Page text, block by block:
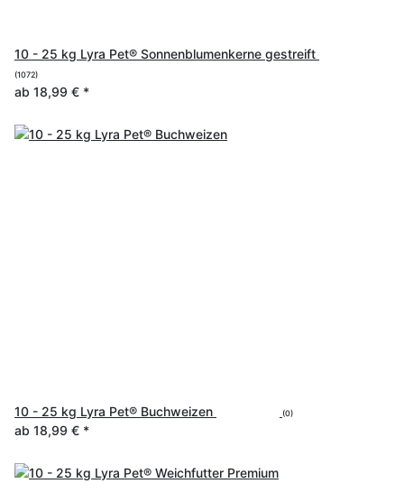
10 - 25 kg Lyra Pet® Sonnenblumenkerne gestreift
(1072)
ab 18,99 € *
10 - 25 kg Lyra Pet® Buchweizen (0)
ab 18,99 € *